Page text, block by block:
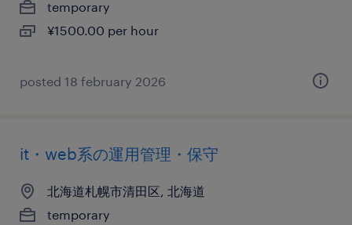
temporary
¥1500.00 per hour
posted 18 february 2026
it・web系の運用管理・保守
北海道札幌市清田区, 北海道
temporary